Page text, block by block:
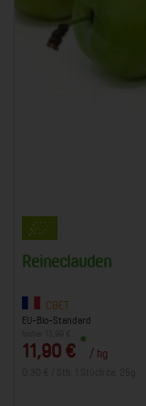
Reineclauden
CBET
EU-Bio-Standard
11,90 € * / kg